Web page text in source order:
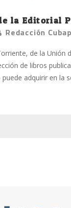
la Editorial
Redacción
de la Unión
de libros
adquirir en la